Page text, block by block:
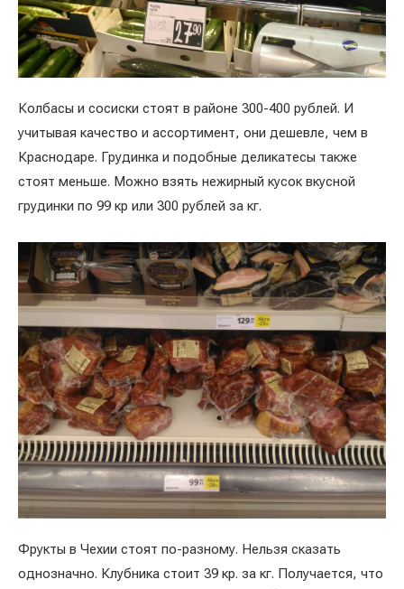
Колбасы и сосиски стоят в районе 300-400 рублей. И
учитывая качество и ассортимент, они дешевле, чем в
Краснодаре. Грудинка и подобные деликатесы также
стоят меньше. Можно взять нежирный кусок вкусной
грудинки по 99 кр или 300 рублей за кг.
Фрукты в Чехии стоят по-разному. Нельзя сказать
однозначно. Клубника стоит 39 кр. за кг. Получается, что